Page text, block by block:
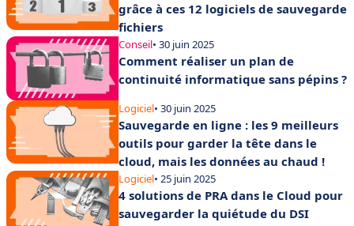
grâce à ces 12 logiciels de sauvegarde
fichiers
Conseil• 30 juin 2025
Comment réaliser un plan de
continuité informatique sans pépins ?
Logiciel• 30 juin 2025
Sauvegarde en ligne : les 9 meilleurs
outils pour garder la tête dans le
cloud, mais les données au chaud !
Logiciel• 25 juin 2025
4 solutions de PRA dans le Cloud pour
sauvegarder la quiétude du DSI